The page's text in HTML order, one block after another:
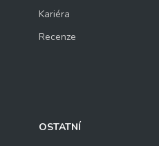
Kariéra
Recenze
OSTATNÍ